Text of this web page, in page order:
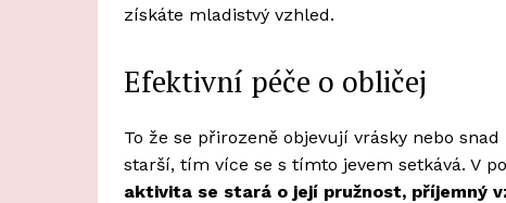
získáte mladistvý vzhled.
Efektivní péče o obličej
To že se přirozeně objevují vrásky nebo
starší, tím více se s tímto jevem setkává. V
aktivita se stará o její pružnost, příjemný